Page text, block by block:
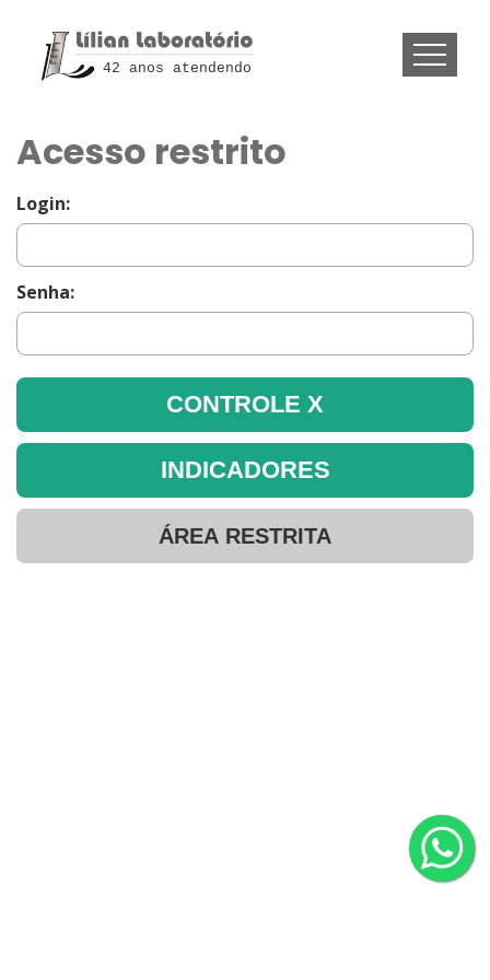
42 anos atendendo
Acesso restrito
Login:
Senha: